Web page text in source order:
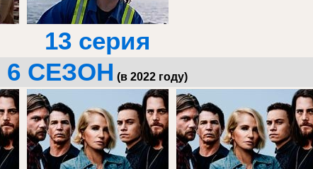
13 серия
6 СЕЗОН (в 2022 году)